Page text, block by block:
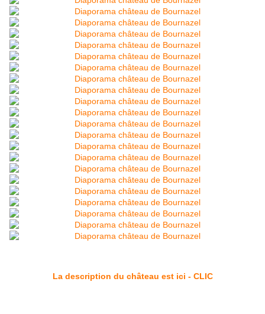
La description du château est ici - CLIC